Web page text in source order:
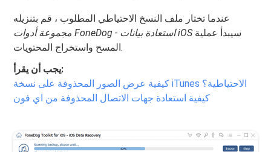
عندما تختار ملف النسخ الاحتياطي المطلوب ، قم بتنزيله
مجموعة أدوات FoneDog - استعادة بيانات iOSسيبدأ عملية
المسح واستخراج المحتويات.
يجب أن يقرأ:
كيفية عرض الصور المحذوفة على نسخة iTunes الاحتياطية؟
كيفية استعادة جهات الاتصال المحذوفة من اي فون